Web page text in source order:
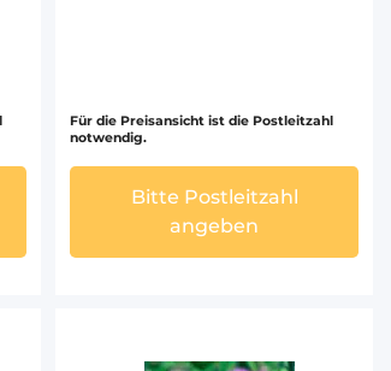
Für die Preisansicht ist die Postleitzahl
notwendig.
Bitte Postleitzahl
angeben